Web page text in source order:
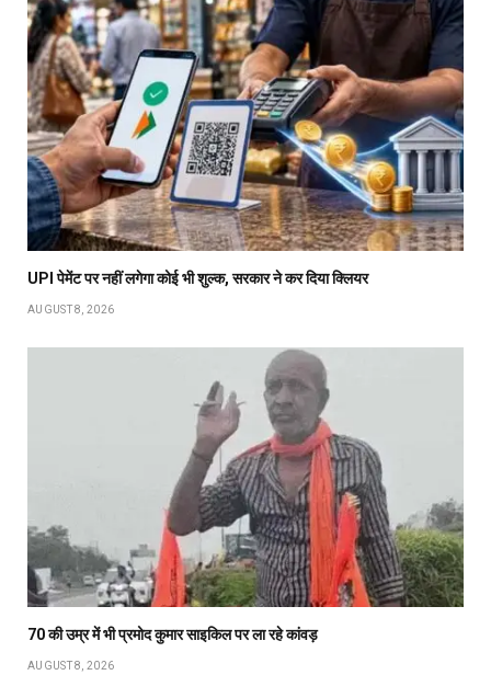
UPI पेमेंट पर नहीं लगेगा कोई भी शुल्क, सरकार ने कर दिया क्लियर
AUGUST 8, 2026
70 की उम्र में भी प्रमोद कुमार साइकिल पर ला रहे कांवड़
AUGUST 8, 2026